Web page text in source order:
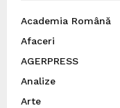
Academia Română
Afaceri
AGERPRESS
Analize
Arte